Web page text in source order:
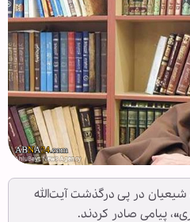
شیعیان در پی درگذشت آیت‌الله
پیامی صادر کردند.